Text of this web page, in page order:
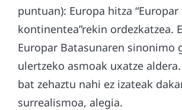
puntuan): Europa hitza “Europar
kontinentea”rekin ordezkatzea.
Europar Batasunaren sinonimo
ulertzeko asmoak uxatze
bat zehaztu nahi ez izateak
surrealismoa, alegia.